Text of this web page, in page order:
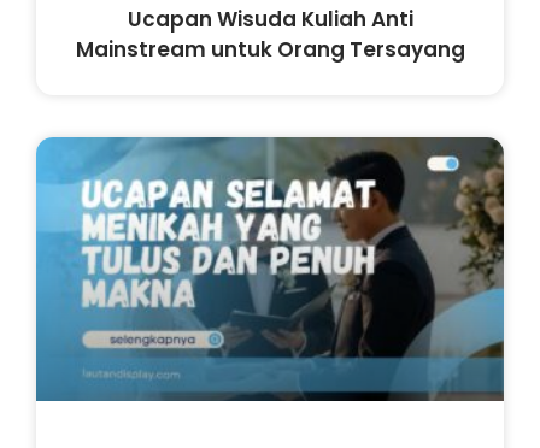
Ucapan Wisuda Kuliah Anti
Mainstream untuk Orang Tersayang